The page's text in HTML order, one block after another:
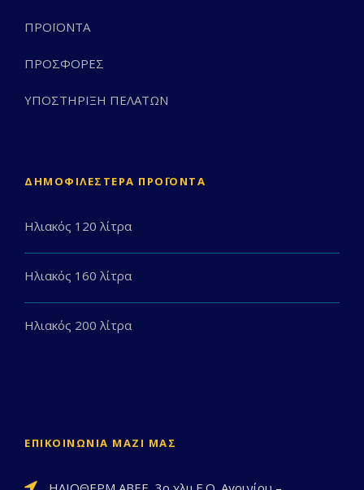
ΠΡΟΪΟΝΤΑ
ΠΡΟΣΦΟΡΕΣ
ΥΠΟΣΤΗΡΙΞΗ ΠΕΛΑΤΩΝ
ΔΗΜΟΦΙΛΈΣΤΕΡΑ ΠΡΟΪΌΝΤΑ
Ηλιακός 120 λίτρα
Ηλιακός 160 λίτρα
Ηλιακός 200 λίτρα
ΕΠΙΚΟΙΝΩΝΊΑ ΜΑΖΊ ΜΑΣ